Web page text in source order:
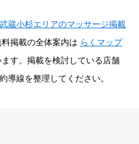
蔵小杉エリアのマッサージ掲載
掲載の全体案内は らくマップ
す。掲載を検討している店舗
導線を整理してください。